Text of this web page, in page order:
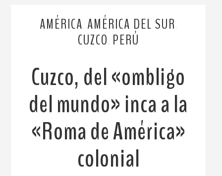
AMÉRICA AMÉRICA DEL SUR
CUZCO PERÚ
Cuzco, del «ombligo
del mundo» inca a la
«Roma de América»
colonial